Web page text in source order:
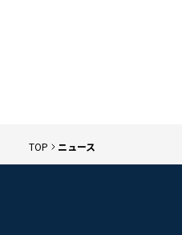
TOP ニュース